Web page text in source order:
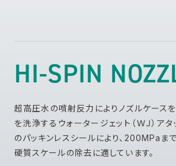
HI-SPIN
超高圧水の噴射反力によりノズルケース
を洗浄するウォータージェット（ＷＪ）アタ
のパッキンレスシールにより、200MPaま
硬質スケールの除去に適しています。